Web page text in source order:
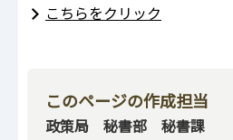
こちらをクリック
このページの作成担当
政策局 秘書部 秘書課